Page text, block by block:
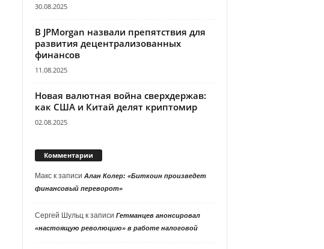
30.08.2025
В JPMorgan назвали препятствия для
развития децентрализованных
финансов
11.08.2025
Новая валютная война сверхдержав:
как США и Китай делят криптомир
02.08.2025
Комментарии
Макск записи Алан Колер: «Биткоин произведет
финансовый переворот»
Сергей Шульцк записи Гетманцев анонсировал
«настоящую революцию» в работе налоговой